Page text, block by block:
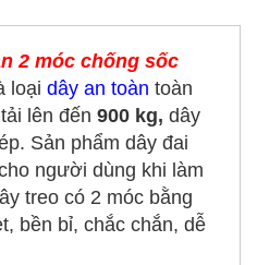
2 móc chống sốc
loại dây an toàn toàn
lên đến 900 kg, dây
Sản phẩm dây đai
người dùng khi làm
treo có 2 móc bằng
bền bỉ, chắc chắn, dễ